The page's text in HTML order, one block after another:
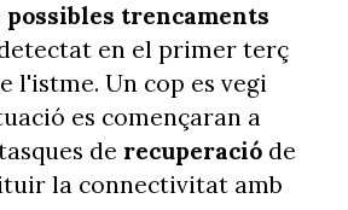
possibles trencaments
en el primer terç
l'istme. Un cop es vegi
es començaran a
de recuperació de
la connectivitat amb